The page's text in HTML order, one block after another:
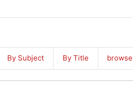
By Subject By Title